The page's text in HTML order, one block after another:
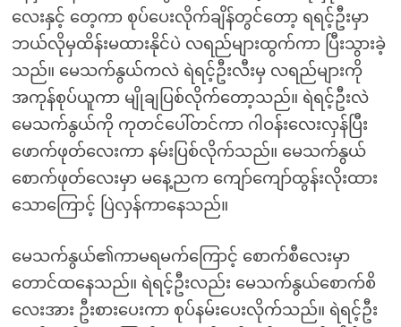
လေးနှင့် တေ့ကာ စုပ်ပေးလိုက်ချိန်တွင်တော့ ရရင့်ဦးမှာ
ဘယ်လိုမှထိန်းမထားနိုင်ပဲ လရည်များထွက်ကာ ပြီးသွားခဲ့
သည်။ မေသက်နွယ်ကလဲ ရဲရင့်ဦးလီးမှ လရည်များကို
အကုန်စုပ်ယူကာ မျိုချပြစ်လိုက်တော့သည်။ ရဲရင့်ဦးလဲ
မေသက်နွယ်ကို ကုတင်ပေါ်တင်ကာ ဂါဝန်းလေးလှန်ပြီး
ဖောက်ဖုတ်လေးကာ နမ်းပြစ်လိုက်သည်။ မေသက်နွယ်
စောက်ဖုတ်လေးမှာ မနေ့ညက ကျော်ကျော်ထွန်းလိုးထား
သောကြောင့် ပြဲလှန်ကာနေသည်။
မေသက်နွယ်၏ကာမရမက်ကြောင့် စောက်စီလေးမှာ
တောင်ထနေသည်။ ရဲရင့်ဦးလည်း မေသက်နွယ်စောက်စိ
လေးအား ဦးစားပေးကာ စုပ်နမ်းပေးလိုက်သည်။ ရဲရင့်ဦး